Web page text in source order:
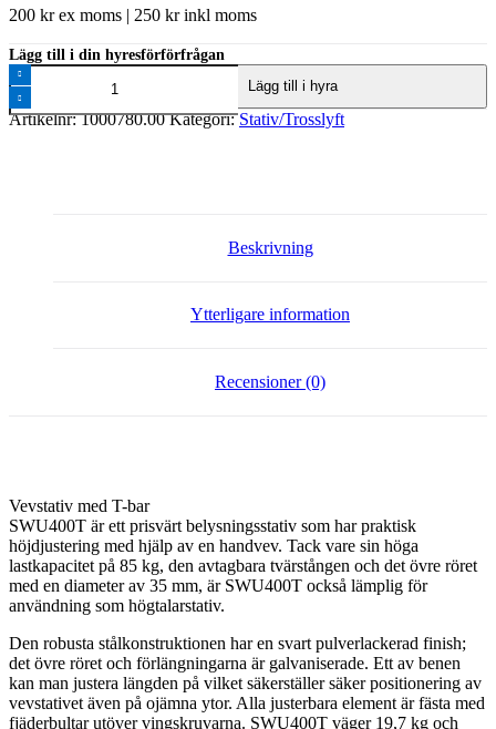
200 krex moms | 250 krinkl moms
Lägg till i din hyresförförfrågan
Adam
Hall
Stands
Lägg till i hyra
Artikelnr:1000780.00 Kategori:Stativ/Trosslyft
Beskrivning
Ytterligare information
Recensioner (0)
Vevstativ med T-bar
SWU400T är ett prisvärt belysningsstativ som har praktisk
höjdjustering med hjälp av en handvev. Tack vare sin höga
lastkapacitet på 85 kg, den avtagbara tvärstången och det övre röret
med en diameter av 35 mm, är SWU400T också lämplig för
användning som högtalarstativ.
Den robusta stålkonstruktionen har en svart pulverlackerad finish;
det övre röret och förlängningarna är galvaniserade. Ett av benen
kan man justera längden på vilket säkerställer säker positionering av
vevstativet även på ojämna ytor. Alla justerbara element är fästa med
fjäderbultar utöver vingskruvarna. SWU400T väger 19,7 kg och